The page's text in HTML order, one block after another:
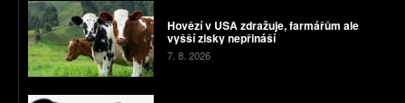
Hovězí v USA zdražuje, farmářům ale
vyšší zisky nepřináší
7. 8. 2026